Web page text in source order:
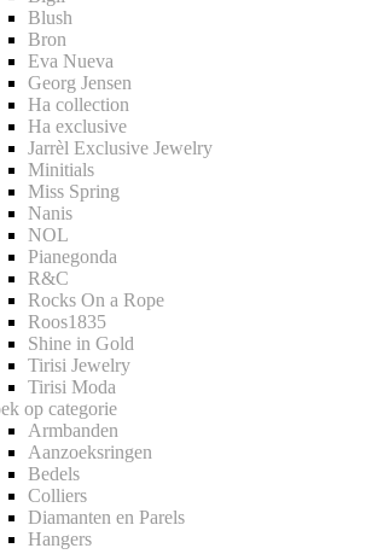
Blush
Bron
Eva Nueva
Georg Jensen
Ha collection
Ha exclusive
Jarrèl Exclusive Jewelry
Minitials
Miss Spring
Nanis
NOL
Pianegonda
R&C
Rocks On a Rope
Roos1835
Shine in Gold
Tirisi Jewelry
Tirisi Moda
op categorie
Armbanden
Aanzoeksringen
Bedels
Colliers
Diamanten en Parels
Hangers